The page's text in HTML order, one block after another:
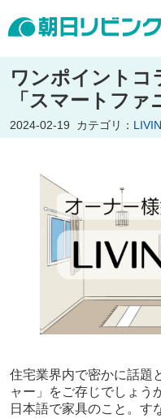
ワンポイント
「スマートフ
2024-02-19 カテゴリ：
住宅業界内で密かに話題
ャー」をご存じでしょう
日本語で家具のこと。す